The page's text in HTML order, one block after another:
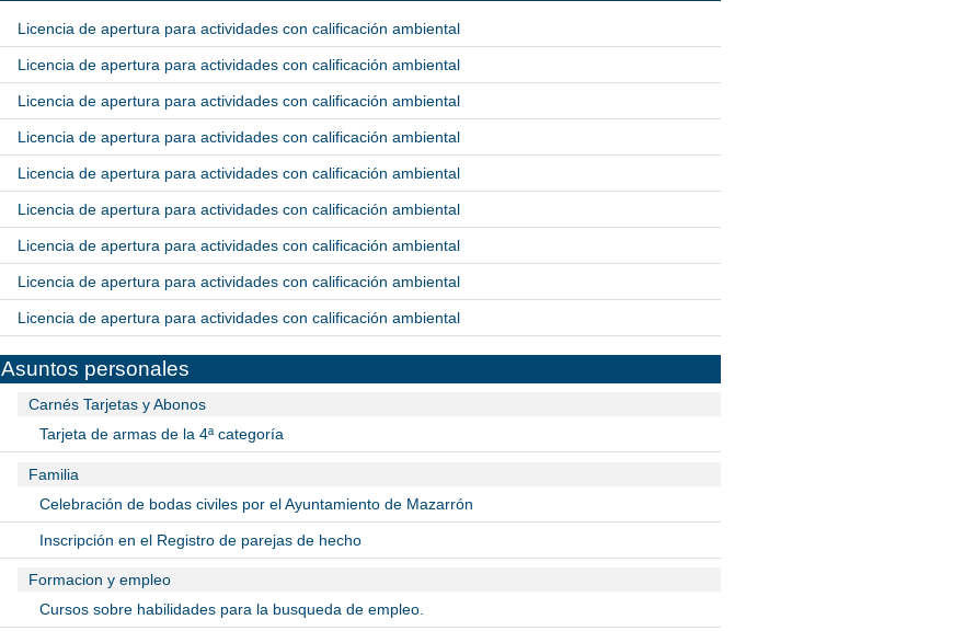
Licencia de apertura para actividades con calificación ambiental
Licencia de apertura para actividades con calificación ambiental
Licencia de apertura para actividades con calificación ambiental
Licencia de apertura para actividades con calificación ambiental
Licencia de apertura para actividades con calificación ambiental
Licencia de apertura para actividades con calificación ambiental
Licencia de apertura para actividades con calificación ambiental
Licencia de apertura para actividades con calificación ambiental
Licencia de apertura para actividades con calificación ambiental
Asuntos personales
Carnés Tarjetas y Abonos
Tarjeta de armas de la 4ª categoría
Familia
Celebración de bodas civiles por el Ayuntamiento de Mazarrón
Inscripción en el Registro de parejas de hecho
Formacion y empleo
Cursos sobre habilidades para la busqueda de empleo.